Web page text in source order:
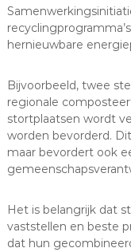
hernieuwbare
Bijvoorbeeld, twee
regionale
stortplaatsen wordt
worden bevorderd.
maar bevordert ook
Het is belangrijk dat
vaststellen en beste
dat hun